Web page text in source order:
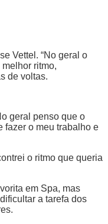
Vettel. “No geral o
ritmo,
de voltas.
geral penso que o
fazer o meu trabalho e
o ritmo que queria
em Spa, mas
a tarefa dos